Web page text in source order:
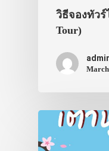
วิธีจองทัวร์
Tour)